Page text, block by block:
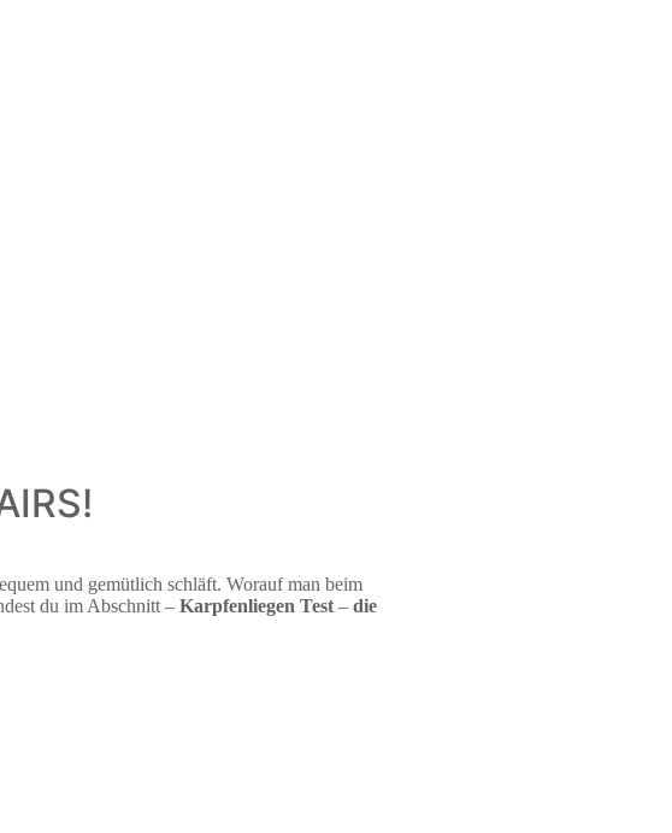
und gemütlich schläft. Worauf man beim
du im Abschnitt – Karpfenliegen Test – die